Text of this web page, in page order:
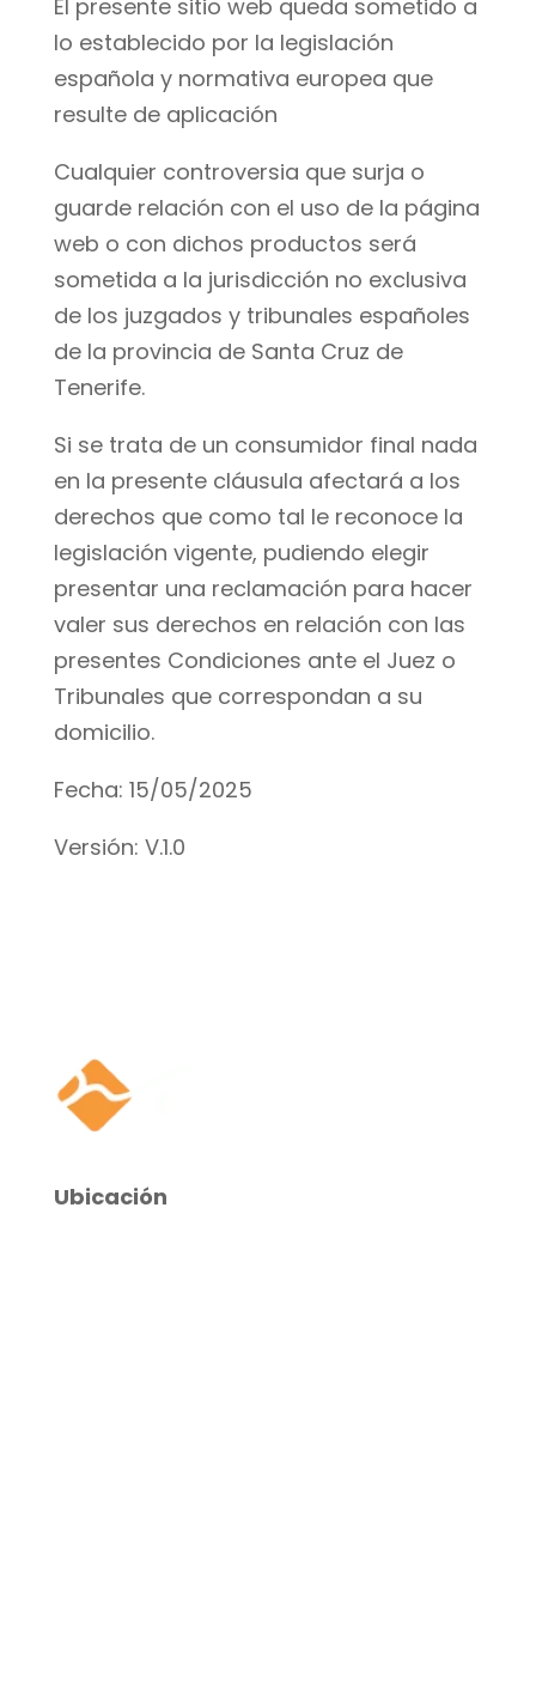
El presente sitio web queda sometido a
lo establecido por la legislación
española y normativa europea que
resulte de aplicación
Cualquier controversia que surja o
guarde relación con el uso de la página
web o con dichos productos será
sometida a la jurisdicción no exclusiva
de los juzgados y tribunales españoles
de la provincia de Santa Cruz de
Tenerife.
Si se trata de un consumidor final nada
en la presente cláusula afectará a los
derechos que como tal le reconoce la
legislación vigente, pudiendo elegir
presentar una reclamación para hacer
valer sus derechos en relación con las
presentes Condiciones ante el Juez o
Tribunales que correspondan a su
domicilio.
Fecha: 15/05/2025
Versión: V.1.0
Ubicación